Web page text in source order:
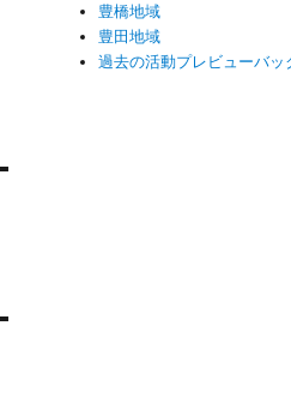
豊橋地域
豊田地域
過去の活動プレビューバッ